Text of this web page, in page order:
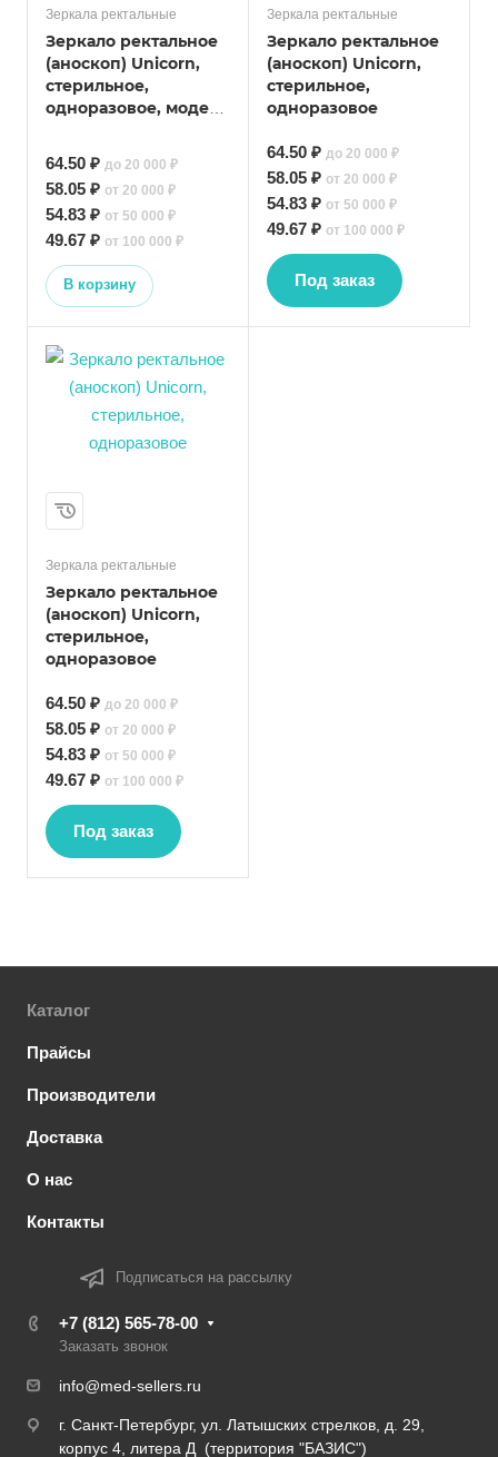
Зеркала ректальные
Зеркало ректальное
(аноскоп) Unicorn,
стерильное,
одноразовое, модель
64.50 ₽ до 20 000 ₽
58.05 ₽ от 20 000 ₽
54.83 ₽ от 50 000 ₽
49.67 ₽ от 100 000 ₽
В корзину
Зеркала ректальные
Зеркало ректальное
(аноскоп) Unicorn,
стерильное,
одноразовое
64.50 ₽ до 20 000 ₽
58.05 ₽ от 20 000 ₽
54.83 ₽ от 50 000 ₽
49.67 ₽ от 100 000 ₽
Под заказ
Зеркала ректальные
Зеркало ректальное
(аноскоп) Unicorn,
стерильное,
одноразовое
64.50 ₽ до 20 000 ₽
58.05 ₽ от 20 000 ₽
54.83 ₽ от 50 000 ₽
49.67 ₽ от 100 000 ₽
Под заказ
Каталог
Прайсы
Производители
Доставка
О нас
Контакты
Подписаться на рассылку
+7 (812) 565-78-00
Заказать звонок
info@med-sellers.ru
г. Санкт-Петербург, ул. Латышских стрелков, д. 29,
корпус 4, литера Д (территория "БАЗИС")